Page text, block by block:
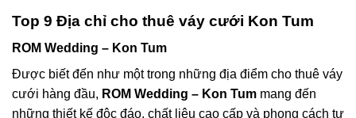
Top 9 Địa chỉ cho thuê váy cưới Kon Tum
ROM Wedding – Kon Tum
Được biết đến như một trong những địa điểm cho thuê váy
cưới hàng đầu, ROM Wedding – Kon Tum mang đến
những thiết kế độc đáo, chất liệu cao cấp và phong cách tư